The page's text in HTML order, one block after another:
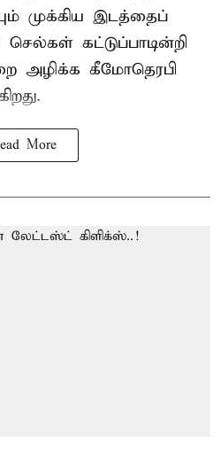
முக்கிய இடத்தைப்
செல்கள் கட்டுப்பாடின்றி
அழிக்க கீமோதெரபி
More